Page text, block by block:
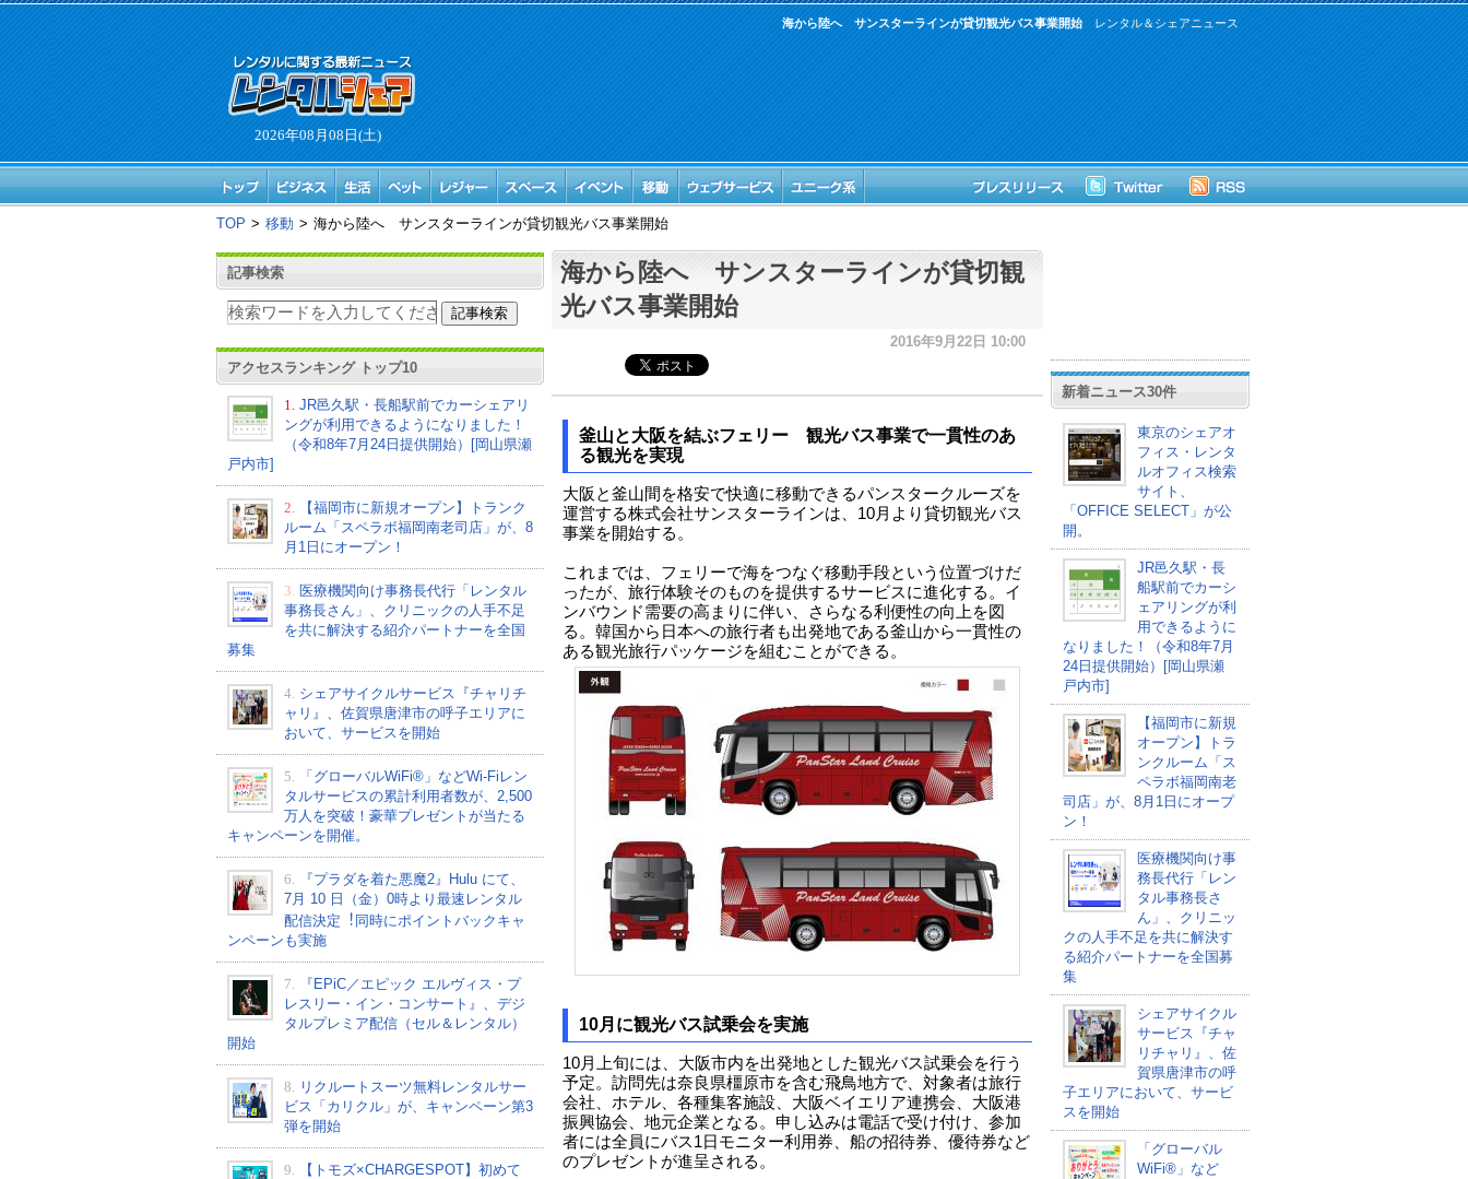
2026年08月08日(土)
レンタル＆シェアニュース
海から陸へ サンスターラインが貸切観光バス事業開始
TOP > 移動 > 海から陸へ サンスターラインが貸切観光バス事業開始
記事検索
アクセスランキング トップ10
1.
JR邑久駅・長船駅前でカーシェアリ
ングが利用できるようになりました！
（令和8年7月24日提供開始）[岡山県瀬
戸内市]
2.
【福岡市に新規オープン】トランク
ルーム「スペラボ福岡南老司店」が、8
月1日にオープン！
3. 医療機関向け事務長代行「レンタル
事務長さん」、クリニックの人手不足
を共に解決する紹介パートナーを全国
募集
4. シェアサイクルサービス『チャリチ
ャリ』、佐賀県唐津市の呼子エリアに
おいて、サービスを開始
5.
「グローバルWiFi®」などWi-Fiレン
タルサービスの累計利用者数が、2,500
万人を突破！豪華プレゼントが当たる
キャンペーンを開催。
6.
『プラダを着た悪魔2』Hulu にて、
7⽉ 10 ⽇（金）0時より最速レンタル
配信決定︕同時にポイントバックキャ
ンペーンも実施
7.
『EPiC／エピック エルヴィス・プ
レスリー・イン・コンサート』、デジ
タルプレミア配信（セル＆レンタル）
開始
8.
リクルートスーツ無料レンタルサー
ビス「カリクル」が、キャンペーン第3
弾を開始
9.
【トモズ×CHARGESPOT】初めて
海から陸へ サンスターラインが貸切観
光バス事業開始
2016年9月22日 10:00
釜山と大阪を結ぶフェリー 観光バス事業で一貫性のあ
る観光を実現
大阪と釜山間を格安で快適に移動できるパンスタークルーズを
運営する株式会社サンスターラインは、10月より貸切観光バス
事業を開始する。
これまでは、フェリーで海をつなぐ移動手段という位置づけだ
ったが、旅行体験そのものを提供するサービスに進化する。イ
ンバウンド需要の高まりに伴い、さらなる利便性の向上を図
る。韓国から日本への旅行者も出発地である釜山から一貫性の
ある観光旅行パッケージを組むことができる。
10月に観光バス試乗会を実施
10月上旬には、大阪市内を出発地とした観光バス試乗会を行う
予定。訪問先は奈良県橿原市を含む飛鳥地方で、対象者は旅行
会社、ホテル、各種集客施設、大阪ベイエリア連携会、大阪港
振興協会、地元企業となる。申し込みは電話で受け付け、参加
者には全員にバス1日モニター利用券、船の招待券、優待券など
のプレゼントが進呈される。
新着ニュース30件
東京のシェアオ
フィス・レンタ
ルオフィス検索
サイト、
「OFFICE SELECT」が公
開。
JR邑久駅・長
船駅前でカーシ
ェアリングが利
用できるように
なりました！（令和8年7月
24日提供開始）[岡山県瀬
戸内市]
【福岡市に新規
オープン】トラ
ンクルーム「ス
ペラボ福岡南老
司店」が、8月1日にオープ
ン！
医療機関向け事
務長代行「レン
タル事務長さ
ん」、クリニッ
クの人手不足を共に解決す
る紹介パートナーを全国募
集
シェアサイクル
サービス『チャ
リチャリ』、佐
賀県唐津市の呼
子エリアにおいて、サービ
スを開始
「グローバル
WiFi®」など